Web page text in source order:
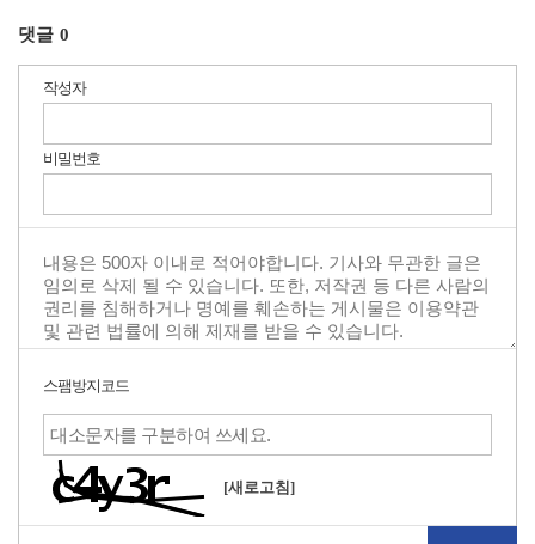
댓글 0
작성자
비밀번호
스팸방지코드
[새로고침]